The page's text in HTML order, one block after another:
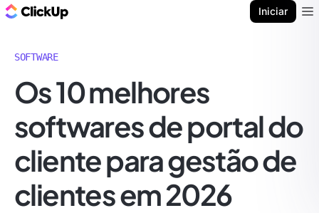
Iniciar
SOFTWARE
Os 10 melhores
softwares de portal do
cliente para gestão de
clientes em 2026